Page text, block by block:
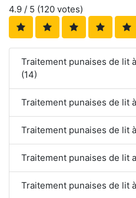
4.9 / 5 (120 votes)
Traitement punaises de lit
(14)
Traitement punaises de lit
Traitement punaises de lit
Traitement punaises de lit
Traitement punaises de lit